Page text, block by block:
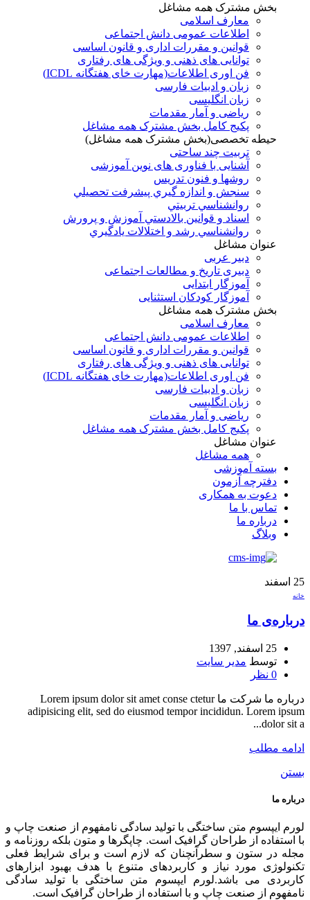
بخش مشترک همه مشاغل
معارف اسلامی
اطلاعات عمومی دانش اجتماعی
قوانین و مقررات اداری و قانون اساسی
توانایی های ذهنی و ویژگی های رفتاری
فن اوری اطلاعات(مهارت خای هفتگانه ICDL)
زبان و ادبیات فارسی
زبان انگلیسی
ریاضی و آمار مقدمات
پکیج کامل بخش مشترک همه مشاغل
حیطه تخصصی(بخش مشترک همه مشاغل)
تربیت چند ساحتی
آشنایی با فناوری های نوین آموزشی
روشها و فنون تدريس
سنجش و اندازه گيري پيشرفت تحصيلي
روانشناسي تربيتي
اسناد و قوانين بالادستي آموزش و پرورش
روانشناسي رشد و اختلالات يادگيري
عنوان مشاغل
دبير عربی
دبیری تاریخ و مطالعات اجتماعی
آموزگار ابتدایی
آموزگار کودکان استثنایی
بخش مشترک همه مشاغل
معارف اسلامی
اطلاعات عمومی دانش اجتماعی
قوانین و مقررات اداری و قانون اساسی
توانایی های ذهنی و ویژگی های رفتاری
فن اوری اطلاعات(مهارت خای هفتگانه ICDL)
زبان و ادبیات فارسی
زبان انگلیسی
ریاضی و آمار مقدمات
پکیج کامل بخش مشترک همه مشاغل
عنوان مشاغل
همه مشاغل
بسته آموزشی
دفترچه آزمون
دعوت به همکاری
تماس با ما
درباره ما
وبلاگ
25 اسفند
خانه
درباره‌ی ما
25 اسفند, 1397
توسط مدیر سایت
0 نظر
درباره ما شرکت ما Lorem ipsum dolor sit amet conse ctetur
adipisicing elit, sed do eiusmod tempor incididun. Lorem ipsum
dolor sit a...
ادامه مطلب
بستن
درباره ما
لورم ایپسوم متن ساختگی با تولید سادگی نامفهوم از صنعت چاپ و
با استفاده از طراحان گرافیک است. چاپگرها و متون بلکه روزنامه و
مجله در ستون و سطرآنچنان که لازم است و برای شرایط فعلی
تکنولوژی مورد نیاز و کاربردهای متنوع با هدف بهبود ابزارهای
کاربردی می باشد.لورم ایپسوم متن ساختگی با تولید سادگی
نامفهوم از صنعت چاپ و با استفاده از طراحان گرافیک است.